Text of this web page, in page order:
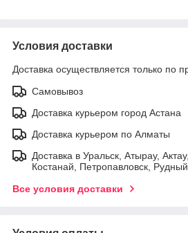
Условия доставки
Доставка осуществляется только по
Самовывоз
Доставка курьером город Астана
Доставка курьером по Алматы
Доставка в Уральск, Атырау,
Костанай, Петропавловск,
Все условия доставки